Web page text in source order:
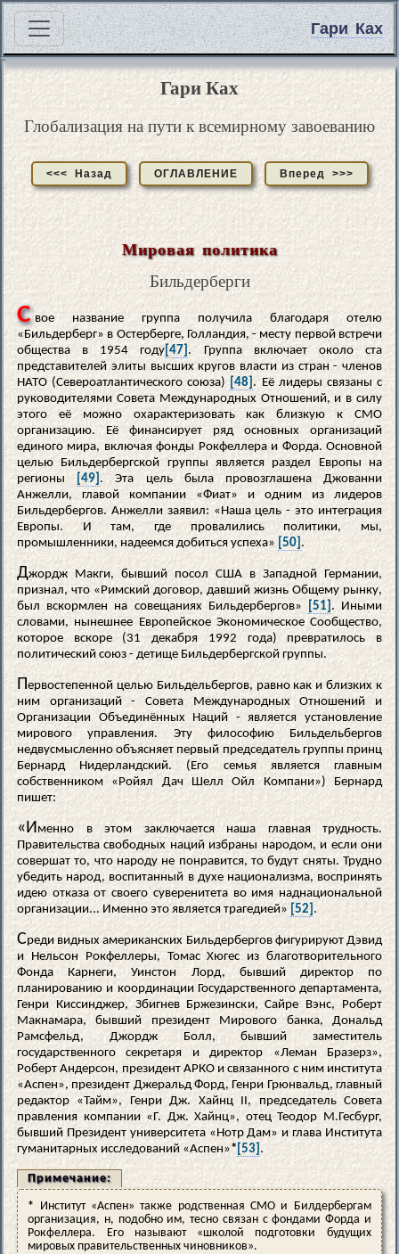
Гари Ках
Гари Ках
Глобализация на пути к всемирному завоеванию
<<< Назад ОГЛАВЛЕНИЕ Вперед >>>
Мировая политика
Бильдерберги
Свое название группа получила благодаря отелю
«Бильдерберг» в Остерберге, Голландия, - месту первой встречи
общества в 1954 году [47] . Группа включает около ста
представителей элиты высших кругов власти из стран - членов
НАТО (Североатлантического союза)
[48] . Её лидеры связаны с
руководителями Совета Международных Отношений, и в силу
этого её можно охарактеризовать как близкую к СМО
организацию. Её финансирует ряд основных организаций
единого мира, включая фонды Рокфеллера и Форда. Основной
целью Бильдербергской группы является раздел Европы на
регионы
[49] . Эта цель была провозглашена Джованни
Анжелли, главой компании «Фиат» и одним из лидеров
Бильдербергов. Анжелли заявил: «Наша цель - это интеграция
Европы. И там, где провалились политики, мы,
промышленники, надеемся добиться успеха» [50] .
Джордж Макги, бывший посол США в Западной Германии,
признал, что «Римский договор, давший жизнь Общему рынку,
был вскормлен на совещаниях Бильдербергов»
[51] . Иными
словами, нынешнее Европейское Экономическое Сообщество,
которое вскоре (31 декабря 1992 года) превратилось в
политический союз - детище Бильдербергской группы.
Первостепенной целью Бильдельбергов, равно как и близких к
ним организаций - Совета Международных Отношений и
Организации Объединённых Наций - является установление
мирового управления. Эту философию Бильдельбергов
недвусмысленно объясняет первый председатель группы принц
Бернард Нидерландский. (Его семья является главным
собственником «Ройял Дач Шелл Ойл Компани») Бернард
пишет:
«И менно в этом заключается наша главная трудность.
Правительства свободных наций избраны народом, и если они
совершат то, что народу не понравится, то будут сняты. Трудно
убедить народ, воспитанный в духе национализма, воспринять
идею отказа от своего суверенитета во имя наднациональной
организации... Именно это является трагедией» [52] .
Среди видных американских Бильдербергов фигурируют Дэвид
и Нельсон Рокфеллеры, Томас Хюгес из благотворительного
Фонда Карнеги, Уинстон Лорд, бывший директор по
планированию и координации Государственного департамента,
Генри Киссинджер, Збигнев Бржезински, Сайре Вэнс, Роберт
Макнамара, бывший президент Мирового банка, Дональд
Рамсфельд, Джордж Болл, бывший заместитель
государственного секретаря и директор «Леман Бразерз»,
Роберт Андерсон, президент АРКО и связанного с ним института
«Аспен», президент Джеральд Форд, Генри Грюнвальд, главный
редактор «Тайм», Генри Дж. Хайнц II, председатель Совета
правления компании «Г. Дж. Хайнц», отец Теодор М.Гесбург,
бывший Президент университета «Нотр Дам» и глава Института
гуманитарных исследований «Аспен»* [53] .
Примечание:
* Институт «Аспен» также родственная СМО и Билдербергам
организация, н, подобно им, тесно связан с фондами Форда и
Рокфеллера. Его называют «школой подготовки будущих
мировых правительственных чиновников».